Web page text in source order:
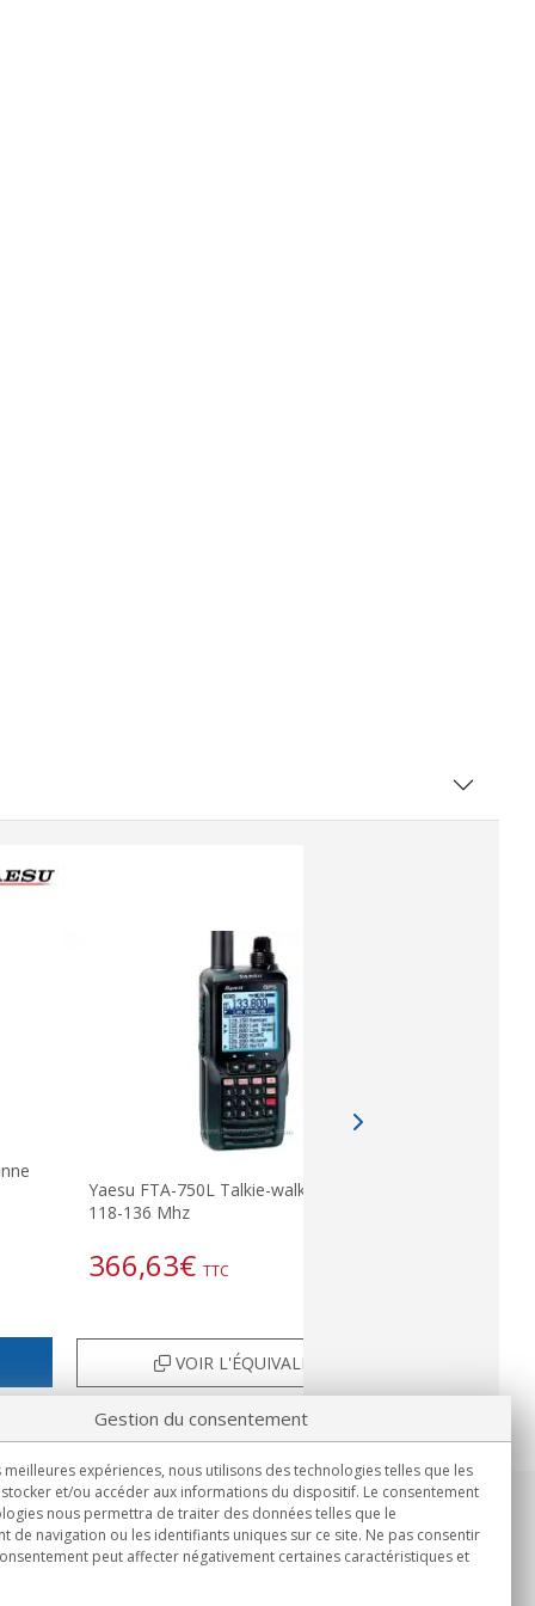
Yaesu FTA-750L Talkie-walkie Air Band
118-136 Mhz
366,63€ TTC
VOIR L'ÉQUIVALENT
Informations
Lun.-Ven. 9h00 - 15h00.
Livraison en
Gestion du consentement
expériences, nous utilisons des technologies telles que les
et/ou accéder aux informations du dispositif. Le consentement
nous permettra de traiter des données telles que le
de navigation ou les identifiants uniques sur ce site. Ne pas consentir
peut affecter négativement certaines caractéristiques et